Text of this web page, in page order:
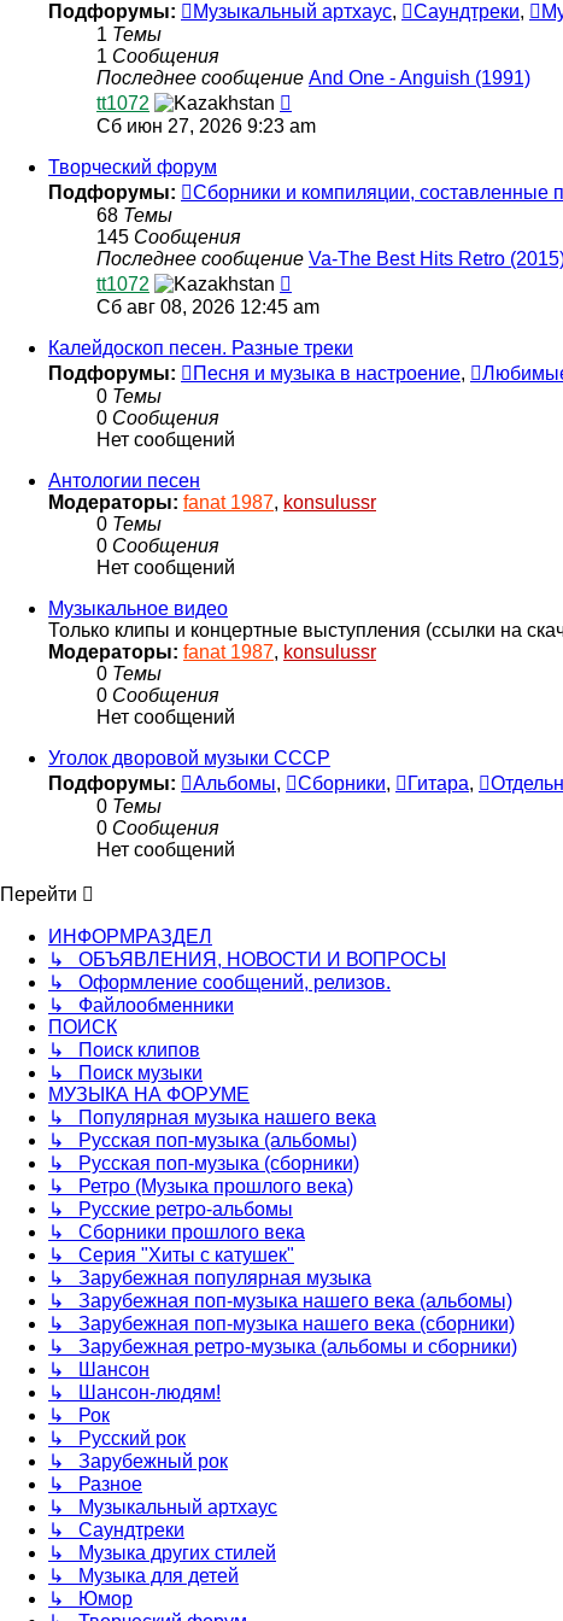
Подфорумы:
Музыкальный артхаус, Саундтреки,
1 Темы
1 Сообщения
Последнее сообщение And One - Anguish (1991)
tt1072
к
Сб июн 27, 2026 9:23 am
Творческий форум
Подфорумы:
Сборники и компиляции, составленные
68 Темы
145 Сообщения
Последнее сообщение Va-The Best Hits Retro
tt1072
к
сообщению
Сб авг 08, 2026 12:45 am
Калейдоскоп песен. Разные треки
Подфорумы:
Песня и музыка в настроение,
0 Темы
0 Сообщения
Нет сообщений
Антологии песен
Модераторы: fanat 1987, konsulussr
0 Темы
0 Сообщения
Нет сообщений
Музыкальное видео
Только клипы и концертные выступления (ссылки на
Модераторы: fanat 1987, konsulussr
0 Темы
0 Сообщения
Нет сообщений
Уголок дворовой музыки СССР
Подфорумы:
Альбомы, Сборники, Гитара,
0 Темы
0 Сообщения
Нет сообщений
Перейти
ИНФОРМРАЗДЕЛ
↳ ОБЪЯВЛЕНИЯ, НОВОСТИ И ВОПРОСЫ
↳ Оформление сообщений, релизов.
↳ Файлообменники
ПОИСК
↳ Поиск клипов
↳ Поиск музыки
МУЗЫКА НА ФОРУМЕ
↳ Популярная музыка нашего века
↳ Русская поп-музыка (альбомы)
↳ Русская поп-музыка (сборники)
↳ Ретро (Музыка прошлого века)
↳ Русские ретро-альбомы
↳ Сборники прошлого века
↳ Серия "Хиты с катушек"
↳ Зарубежная популярная музыка
↳ Зарубежная поп-музыка нашего века (альбомы)
↳ Зарубежная поп-музыка нашего века (сборники)
↳ Зарубежная ретро-музыка (альбомы и сборники)
↳ Шансон
↳ Шансон-людям!
↳ Рок
↳ Русский рок
↳ Зарубежный рок
↳ Разное
↳ Музыкальный артхаус
↳ Саундтреки
↳ Музыка других стилей
↳ Музыка для детей
↳ Юмор